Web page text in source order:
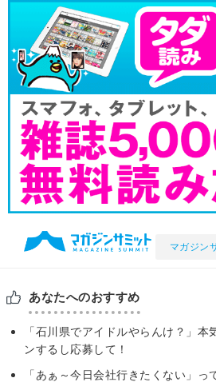
マガジン
あなたへのおすすめ
「石川県でアイドルやらんけ？」本
ンするし応募して！
「あぁ～今日会社行きたくない」っ